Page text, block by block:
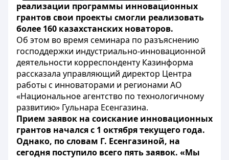
реализации программы инновационных
грантов свои проекты смогли реализовать
более 160 казахстанских новаторов.
Об этом во время семинара по разъяснению
господдержки индустриально-инновационной
деятельности корреспонденту Казинформа
рассказала управляющий директор Центра
работы с инноваторами и регионами АО
«Национальное агентство по технологичному
развитию» Гульнара Есенгазина.
Прием заявок на соискание инновационных
грантов начался с 1 октября текущего года.
Однако, по словам Г. Есенгазиной, на
сегодня поступило всего пять заявок. «Мы